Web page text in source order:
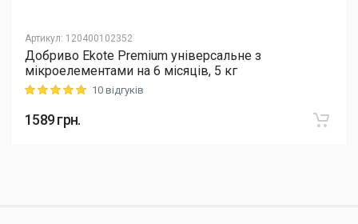
Артикул: 120400102352
Добриво Еkote Premium універсальне з
мікроелементами на 6 місяців, 5 кг
Rating: 5 out of 510 відгуків
1589грн.